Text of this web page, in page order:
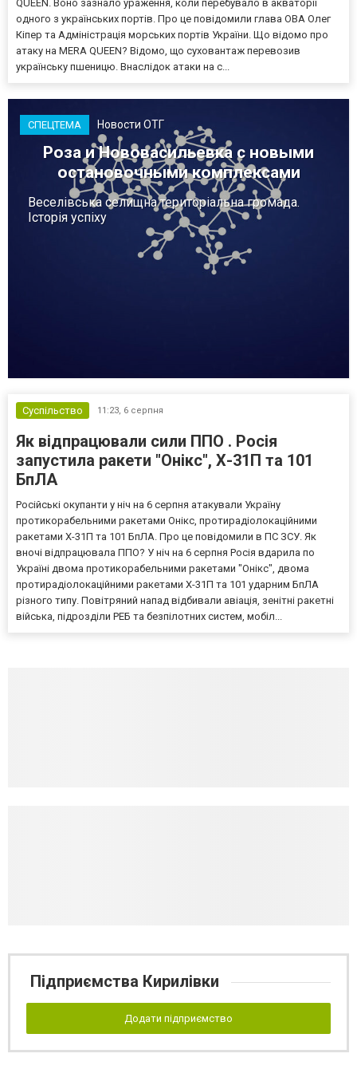
QUEEN. Воно зазнало ураження, коли перебувало в акваторії
одного з українських портів. Про це повідомили глава ОВА Олег
Кіпер та Адміністрація морських портів України. Що відомо про
атаку на MERA QUEEN? Відомо, що суховантаж перевозив
українську пшеницю. Внаслідок атаки на с...
СПЕЦТЕМА Новости ОТГ
Роза и Нововасильевка с новыми
остановочными комплексами
Веселівська селищна територіальна громада.
Історія успіху
Суспільство 11:23, 6 серпня
Як відпрацювали сили ППО . Росія
запустила ракети "Онікс", Х-31П та 101
БпЛА
Російські окупанти у ніч на 6 серпня атакували Україну
протикорабельними ракетами Онікс, протирадіолокаційними
ракетами Х-31П та 101 БпЛА. Про це повідомили в ПС ЗСУ. Як
вночі відпрацювала ППО? У ніч на 6 серпня Росія вдарила по
Україні двома протикорабельними ракетами "Онікс", двома
протирадіолокаційними ракетами Х-31П та 101 ударним БпЛА
різного типу. Повітряний напад відбивали авіація, зенітні ракетні
війська, підрозділи РЕБ та безпілотних систем, мобіл...
Підприємства Кирилівки
Додати підприємство